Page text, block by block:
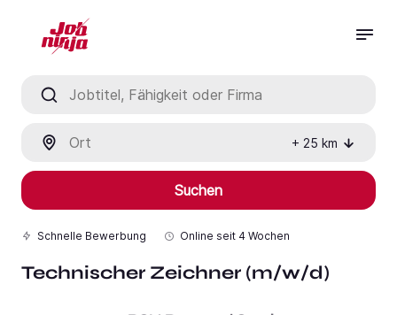
+ 25 km
Suchen
Schnelle Bewerbung Online seit 4 Wochen
Technischer Zeichner (m/w/d)